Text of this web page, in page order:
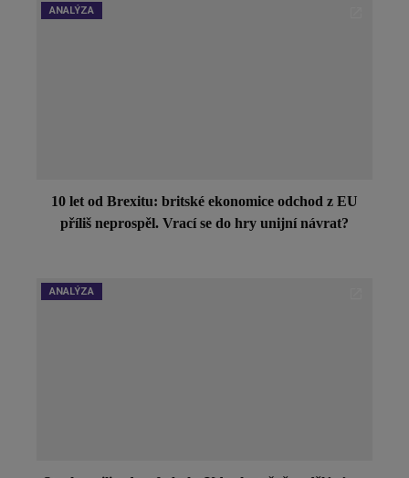
ANALÝZA
10 let od Brexitu: britské ekonomice odchod z EU
příliš neprospěl. Vrací se do hry unijní návrat?
ANALÝZA